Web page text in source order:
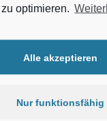
CE-
die Mitglieder des
Dämmstoffe durch ein
optimieren.
Alle akzeptieren
Nur funktionsfähig